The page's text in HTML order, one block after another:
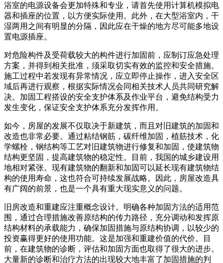
浴室的电源设备会更加特殊和专业，请首先使用计算机模拟电
器和插座的位置，以方便实际使用。此外，在大型浴室内，干
湿两用之间有明显的分隔，因此应在干燥的地方尽可能多地设
置电源插座。
对危险构件及受荷载较大的构件进行加固前，应制订应急处理
方案，并得到相关批准，须采取切实有效的监控和安全措施。
施工过程中若发现有异常情况，应立即停止操作，进入安全区
域后再进行观察，根据实际情况会同相关技术人员共同研究解
决。加固工程搭设的安全支护体系及作业平台，避免结构受力
发生变化，保证安全支护体系充分发挥作用。
如今，房屋的发展不仅取决于新建筑，而且对旧建筑的加固和
改造也非常必要。通过粘结钢筋，碳纤维加固，植筋技术，化
学螺栓，钢结构等工艺对旧建筑物进行修复和加固，使建筑物
结构更坚固，提高建筑物的稳定性。目前，我国的城乡建设用
地相对紧张。现有建筑物的翻新和加固可以延长现有建筑物结
构的使用寿命，这也符合可持续发展战略。因此，房屋改造具
有广阔的前景，也是一个具有重大现实意义的问题。
旧房改造和重建应注重概念设计。明确各种加固方法的适用范
围，通过合理措施改善原结构的传力路径，充分调动和发挥原
结构材料的承载能力，确保加固措施与原结构协调，以较少的
投资赢得更好的使用功能。这是加强和重建价值的代价。目
前，在建筑物的诊断，评估和加固方面也取得了很大的进步。
大量新的诊断和治疗方法的出现较大地丰富了加固措施的判